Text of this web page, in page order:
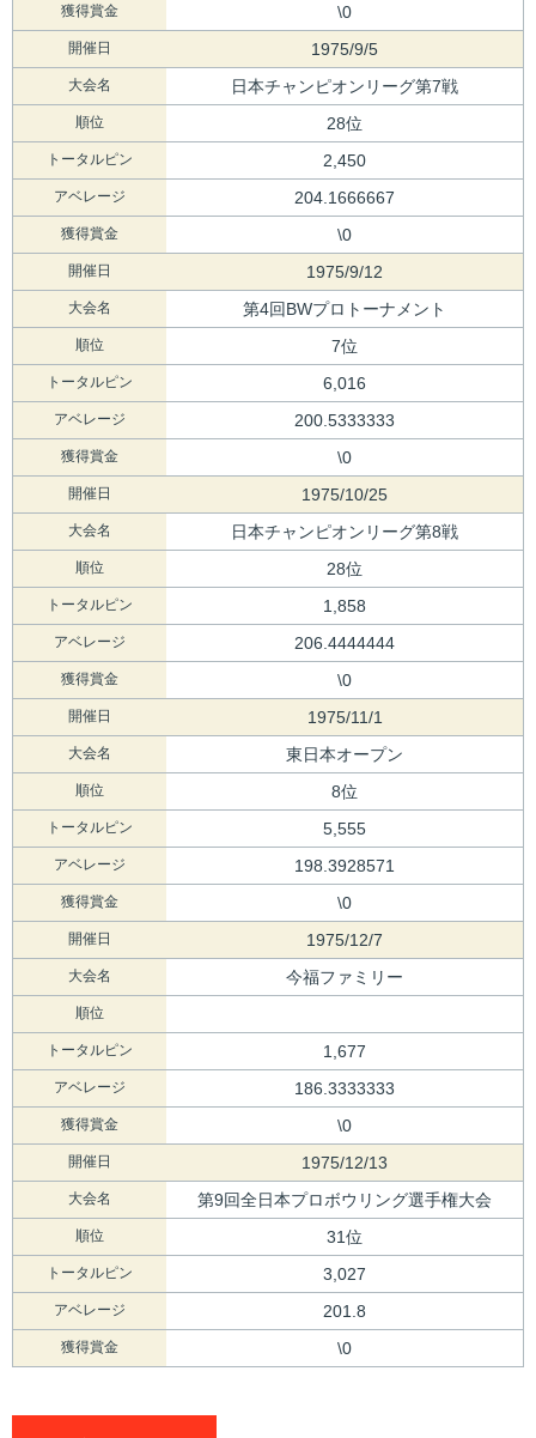
獲得賞金 \0
開催日 1975/9/5
大会名 日本チャンピオンリーグ第7戦
順位 28位
トータルピン 2,450
アベレージ 204.1666667
獲得賞金 \0
開催日 1975/9/12
大会名 第4回BWプロトーナメント
順位 7位
トータルピン 6,016
アベレージ 200.5333333
獲得賞金 \0
開催日 1975/10/25
大会名 日本チャンピオンリーグ第8戦
順位 28位
トータルピン 1,858
アベレージ 206.4444444
獲得賞金 \0
開催日 1975/11/1
大会名 東日本オープン
順位 8位
トータルピン 5,555
アベレージ 198.3928571
獲得賞金 \0
開催日 1975/12/7
大会名 今福ファミリー
順位
トータルピン 1,677
アベレージ 186.3333333
獲得賞金 \0
開催日 1975/12/13
大会名 第9回全日本プロボウリング選手権大会
順位 31位
トータルピン 3,027
アベレージ 201.8
獲得賞金 \0